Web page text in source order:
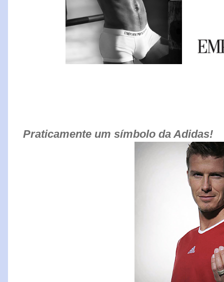
Praticamente um símbolo da Adidas!